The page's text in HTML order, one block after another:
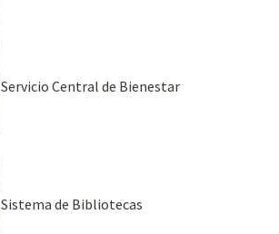
Servicio Central de Bienestar
Sistema de Bibliotecas